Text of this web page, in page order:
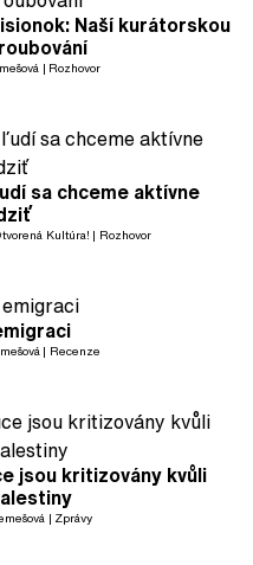
Naší kurátorskou
Rozhovor
sa chceme aktívne
Kultúra! Rozhovor
Recenze
jsou kritizovány kvůli
Zprávy